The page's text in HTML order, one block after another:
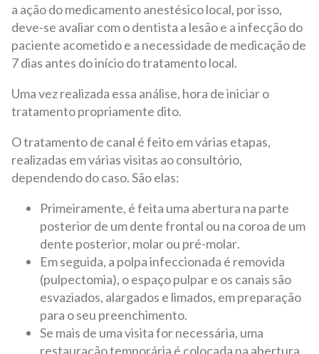
a ação do medicamento anestésico local, por isso,
deve-se avaliar com o dentista a lesão e a infecção do
paciente acometido e a necessidade de medicação de
7 dias antes do início do tratamento local.
Uma vez realizada essa análise, hora de iniciar o
tratamento propriamente dito.
O tratamento de canal é feito em várias etapas,
realizadas em várias visitas ao consultório,
dependendo do caso. São elas:
Primeiramente, é feita uma abertura na parte
posterior de um dente frontal ou na coroa de um
dente posterior, molar ou pré-molar.
Em seguida, a polpa infeccionada é removida
(pulpectomia), o espaço pulpar e os canais são
esvaziados, alargados e limados, em preparação
para o seu preenchimento.
Se mais de uma visita for necessária, uma
restauração temporária é colocada na abertura